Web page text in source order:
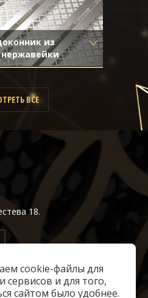
cookie-файлы для
сервисов и для того,
сайтом было удобнее.
из
ВСЕ
18.